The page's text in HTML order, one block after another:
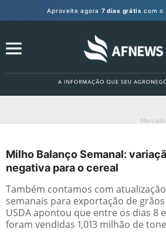
Aproveite agora 7 dias grátis com o
Milho Balanço Semanal:
negativa para o cereal
Também contamos com
semanais para exportação de
USDA apontou que entre os dias 8
foram vendidas 1,013 milhão de